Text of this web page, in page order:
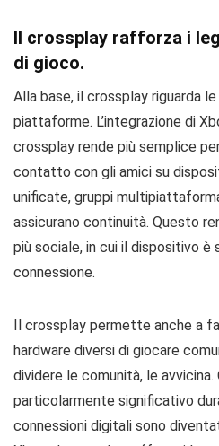
Il crossplay rafforza i
di gioco.
Alla base, il crossplay riguarda
piattaforme. L’integrazione di
crossplay rende più semplice
contatto con gli amici su
unificate, gruppi
assicurano continuità. Questo
più sociale, in cui il dispositivo
connessione.
Il crossplay permette anche a
hardware diversi di giocare
dividere le comunità, le
particolarmente significativo
connessioni digitali sono